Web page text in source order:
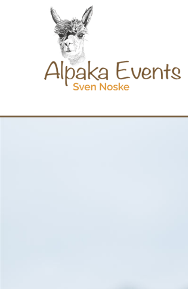
überspringen